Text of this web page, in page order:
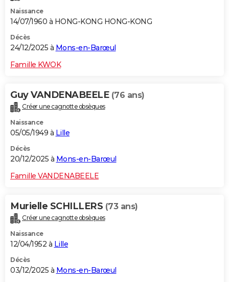
Naissance
14/07/1960 à HONG-KONG HONG-KONG
Décès
24/12/2025 à Mons-en-Barœul
Famille KWOK
Guy VANDENABEELE (76 ans)
Créer une cagnotte obsèques
Naissance
05/05/1949 à Lille
Décès
20/12/2025 à Mons-en-Barœul
Famille VANDENABEELE
Murielle SCHILLERS (73 ans)
Créer une cagnotte obsèques
Naissance
12/04/1952 à Lille
Décès
03/12/2025 à Mons-en-Barœul